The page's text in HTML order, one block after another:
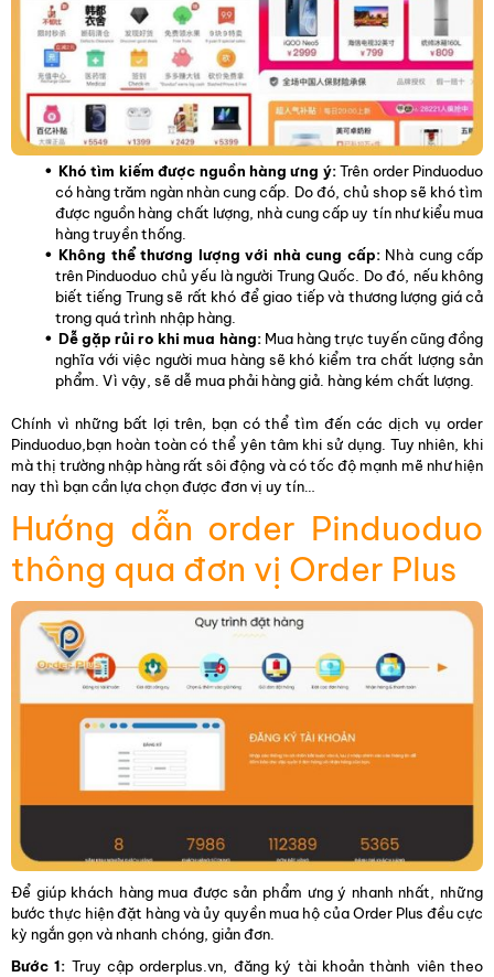
Khó tìm kiếm được nguồn hàng ưng ý:Trên order Pinduoduo
có hàng trăm ngàn nhàn cung cấp. Do đó, chủ shop sẽ khó tìm
được nguồn hàng chất lượng, nhà cung cấp uy tín như kiểu mua
hàng truyền thống.
Không thể thương lượng với nhà cung cấp:Nhà cung cấp
trên Pinduoduo chủ yếu là người Trung Quốc. Do đó, nếu không
biết tiếng Trung sẽ rất khó để giao tiếp và thương lượng giá cả
trong quá trình nhập hàng.
Dễ gặp rủi ro khi mua hàng:Mua hàng trực tuyến cũng đồng
nghĩa với việc người mua hàng sẽ khó kiểm tra chất lượng sản
phẩm. Vì vậy, sẽ dễ mua phải hàng giả. hàng kém chất lượng.
Chính vì những bất lợi trên, bạn có thể tìm đến các dịch vụ order
Pinduoduo,bạn hoàn toàn có thể yên tâm khi sử dụng. Tuy nhiên, khi
mà thị trường nhập hàng rất sôi động và có tốc độ mạnh mẽ như hiện
nay thì bạn cần lựa chọn được đơn vị uy tín…
Hướng dẫn order Pinduoduo
thông qua đơn vị Order Plus
Để giúp khách hàng mua được sản phẩm ưng ý nhanh nhất, những
bước thực hiện đặt hàng và ủy quyền mua hộ của Order Plus đều cực
kỳ ngắn gọn và nhanh chóng, giản đơn.
Bước 1: Truy cập orderplus.vn, đăng ký tài khoản thành viên theo